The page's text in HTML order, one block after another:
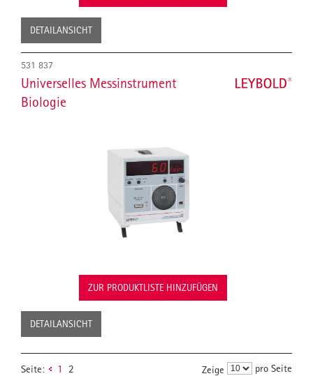
DETAILANSICHT
531 837
Universelles Messinstrument
Biologie
ZUR PRODUKTLISTE HINZUFÜGEN
DETAILANSICHT
Seite: 1 2 Zeige pro Seite